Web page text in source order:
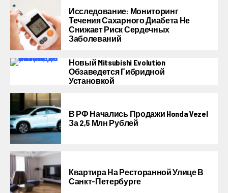
Исследование: Мониторинг
Течения Сахарного Диабета Не
Снижает Риск Сердечных
Заболеваний
Новый Mitsubishi Evolution
Обзаведется Гибридной
Установкой
В РФ Начались Продажи Honda Vezel
За 2,5 Млн Рублей
Квартира На Ресторанной Улице В
Санкт-Петербурге